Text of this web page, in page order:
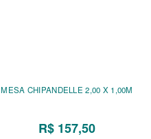
MESA CHIPANDELLE 2,00 X 1,00M
R$ 157,50